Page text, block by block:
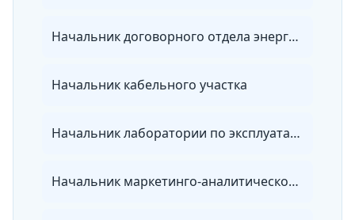
Начальник договорного отдела энергосбытовой организации
Начальник кабельного участка
Начальник лаборатории по эксплуатации электрических сетей
Начальник маркетинго-аналитического отдела энергосбытовой организации